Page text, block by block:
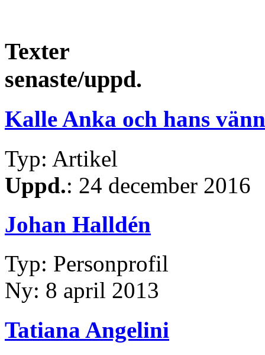
Texter
senaste/uppd.
Kalle Anka och hans
Typ: Artikel
Uppd.: 24 december 2016
Johan Halldén
Typ: Personprofil
Ny: 8 april 2013
Tatiana Angelini